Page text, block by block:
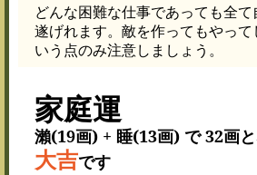
どんな困難な仕事であっても全て
遂げれます。敵を作ってもやって
いう点のみ注意しましょう。
家庭運
瀨(19画) + 睡(13画) で 32画
大吉です